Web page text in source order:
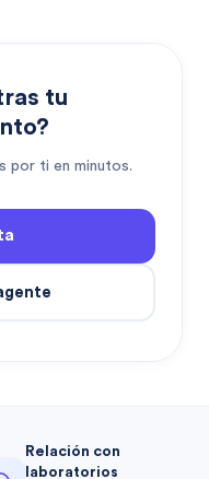
tu
por ti en minutos.
Relación con
laboratorios